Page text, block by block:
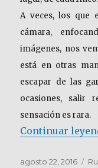
A veces, los que
cámara,
imágenes, nos
está en otras
escapar de las
ocasiones, salir
sensación es rara.
Continuar
Publicado
agosto 22, 2016